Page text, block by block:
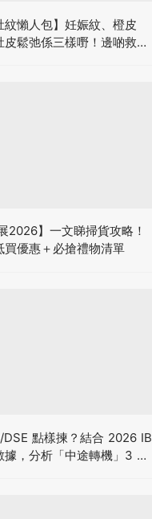
紋懶人包】妊娠紋、橙皮
皮鬆弛係三樣嘢！邊啲救得
2026】一文睇掃貨攻略！
買優惠＋必搶禮物清單
DSE 點樣揀？結合 2026 IB
據，分析「中途轉機」3 大